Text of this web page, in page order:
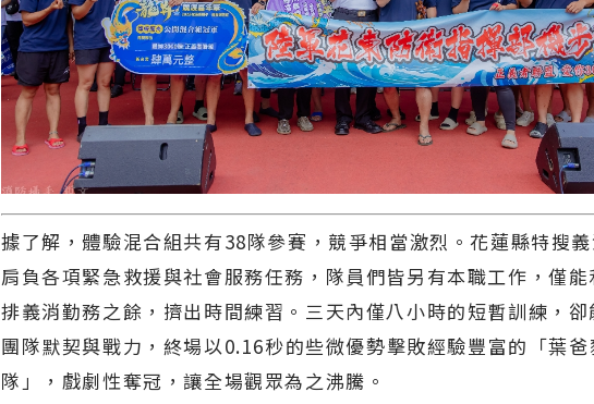
據了解，體驗混合組共有38隊參賽，競爭相當激烈。花蓮縣特搜
肩負各項緊急救援與社會服務任務，隊員們皆另有本職工作，僅
排義消勤務之餘，擠出時間練習。三天內僅八小時的短暫訓練，
團隊默契與戰力，終場以0.16秒的些微優勢擊敗經驗豐富的「葉
隊」，戲劇性奪冠，讓全場觀眾為之沸騰。